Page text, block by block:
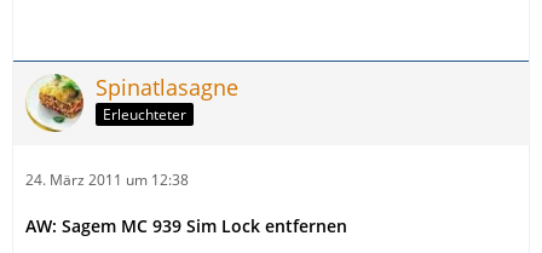
Spinatlasagne
Erleuchteter
24. März 2011 um 12:38
AW: Sagem MC 939 Sim Lock entfernen